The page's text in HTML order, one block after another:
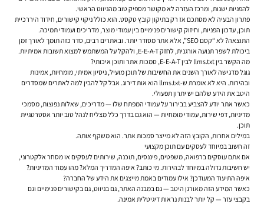
להפניות ישנות, ומרכז העזרה לא מקושר מספיק טוב מהניווט הראשי.
פתרון הבעיה לא מסתכם אז רק בתיקון קובץ טקסט. הוא כולל ניקוי קישורים, חידוד היררכיית
תוכן, עדכון הפניות, וחיזוק קישורים פנימיים בין עמודי מוצר, מדריכים ועמודי תמיכה.
התוצאה? לא “קסם SEO”, אלא אתר מסודר יותר. ובאתרים רבים, סדר כזה תומך לאורך זמן
ביכולת לשפר תנועה אורגנית, לחזק E-E-A-T, ולהקל על המשתמש למצוא תשובות אמיתיות.
מה הקשר בין llms.txt לבין E-E-A-T, סמכות אתר ותוכן איכותי?
גוגל מדגישה לאורך השנים את החשיבות של תוכן מועיל, ניסיון אמיתי, מומחיות, אמינות
ובהירות. היא לא אומרת ש-llms.txt הוא אות דירוג. אבל קל להבין למה לאתרים שמסדרים
היטב את הידע שלהם יש יתרון תפעולי.
כאשר אתר יודע להצביע בבירור על עמודי המפתח שלו — מדריכים, שאלות נפוצות, מסמכי
מדיניות, דפי שירות, עמודי מומחיות — הוא גם בדרך כלל מצליח לנהל טוב יותר אסטרטגיית
תוכן.
במילים אחרות, הקובץ הזה לא מייצר סמכות אתר. הוא משקף אותה.
זה חשוב במיוחד לעסקים עם תוכן מקצועי
אם אתם עוסקים ברפואה, משפטים, פיננסים, תוכנה, שירותים לעסקים או מסחר אלקטרוני,
יש חשיבות גדולה במיוחד לבהירות. מי כותב? איפה המדריך המלא? מהו עמוד המדיניות?
איפה התיעוד המעודכן? אילו עמודים באמת מייצגים את הידע של החברה?
כאשר המידע הזה מאורגן היטב — גם במבנה האתר, גם בניווט, גם בקישורים פנימיים וגם
בקבצי עזר — קל יותר לבנות נראות דיגיטלית אמינה.